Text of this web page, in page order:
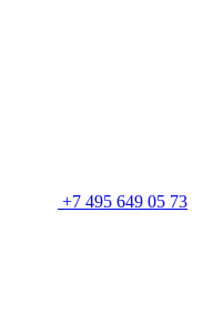
+7 495 649 05 73